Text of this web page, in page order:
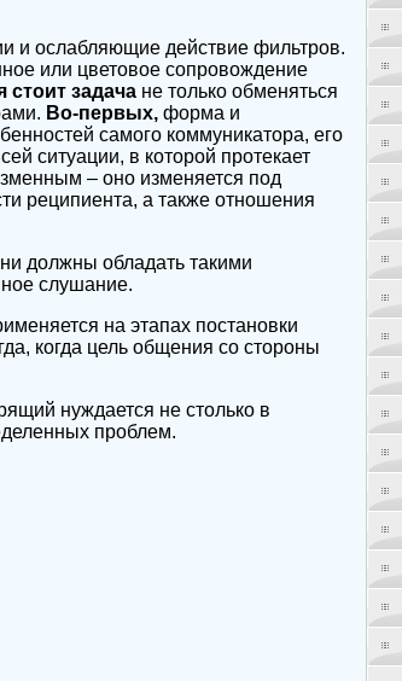
и ослабляющие действие фильтров.
или цветовое сопровождение
задача не только обменяться
Во-первых, форма и
самого коммуникатора, его
ситуации, в которой протекает
– оно изменяется под
реципиента, а также отношения
должны обладать такими
слушание.
на этапах постановки
когда цель общения со стороны
нуждается не столько в
проблем.